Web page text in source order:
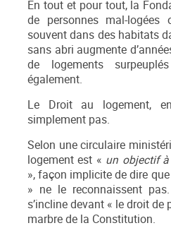
En tout et pour tout, la
de personnes mal-logées
souvent dans des habitats
sans abri augmente
de logements
également.
Le Droit au logement,
simplement pas.
Selon une circulaire
logement est « un objectif
», façon implicite de dire
» ne le reconnaissent
s’incline devant « le droit de
marbre de la Constitution.